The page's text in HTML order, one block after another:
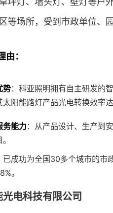
等场所，受到市政单位、
由：
势：科亚照明拥有自主研发的
太阳能路灯产品光电转换效率
务能力：从产品设计、生产到
已成功为全国30多个城市的市
。
电科技有限公司